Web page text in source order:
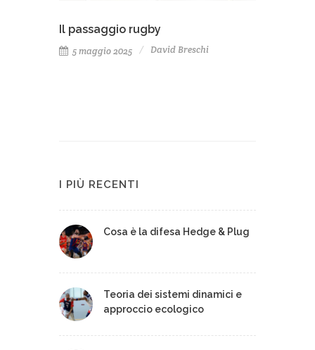
Il passaggio rugby
5 maggio 2025 David Breschi
I PIÙ RECENTI
Cosa è la difesa Hedge & Plug
Teoria dei sistemi dinamici e
approccio ecologico